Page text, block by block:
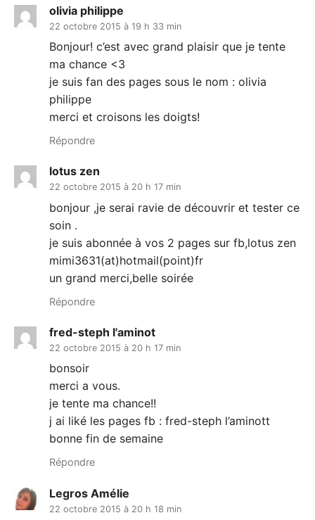
olivia philippe
22 octobre 2015 à 19 h 33 min
Bonjour! c’est avec grand plaisir que je tente
ma chance <3
je suis fan des pages sous le nom : olivia
philippe
merci et croisons les doigts!
Répondre
lotus zen
22 octobre 2015 à 20 h 17 min
bonjour ,je serai ravie de découvrir et tester ce
soin .
je suis abonnée à vos 2 pages sur fb,lotus zen
mimi3631(at)hotmail(point)fr
un grand merci,belle soirée
Répondre
fred-steph l'aminot
22 octobre 2015 à 20 h 17 min
bonsoir
merci a vous.
je tente ma chance!!
j ai liké les pages fb : fred-steph l’aminott
bonne fin de semaine
Répondre
Legros Amélie
22 octobre 2015 à 20 h 18 min